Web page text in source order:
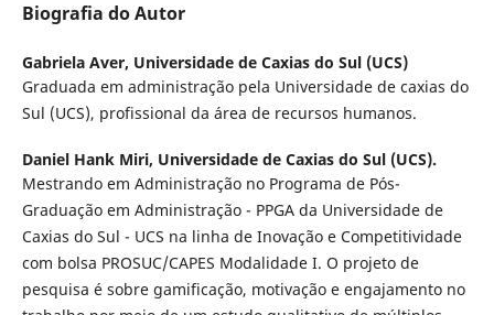
Biografia do Autor
Gabriela Aver, Universidade de Caxias do Sul (UCS)
Graduada em administração pela Universidade de caxias do
Sul (UCS), profissional da área de recursos humanos.
Daniel Hank Miri, Universidade de Caxias do Sul (UCS).
Mestrando em Administração no Programa de Pós-
Graduação em Administração - PPGA da Universidade de
Caxias do Sul - UCS na linha de Inovação e Competitividade
com bolsa PROSUC/CAPES Modalidade I. O projeto de
pesquisa é sobre gamificação, motivação e engajamento no